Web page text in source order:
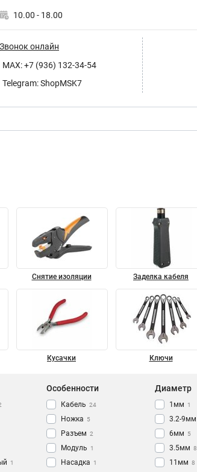
10.00 - 18.00
Звонок онлайн
MAX: +7 (936) 132-34-54
Telegram: ShopMSK7
Снятие изоляции Заделка кабеля
Кусачки Ключи
1
Особенности
Кабель 24
Ножка 5
Разъем 2
Модуль 1
Насадка 1
Диаметр
1мм 1
3.2-9мм
6мм 5
3.5мм 8
11мм 8